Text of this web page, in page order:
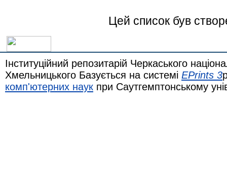
Цей список був
Інституційний репозитарій Черкаського
Хмельницького Базується на системі EPrints 3
комп'ютерних наук при Саутгемптонському